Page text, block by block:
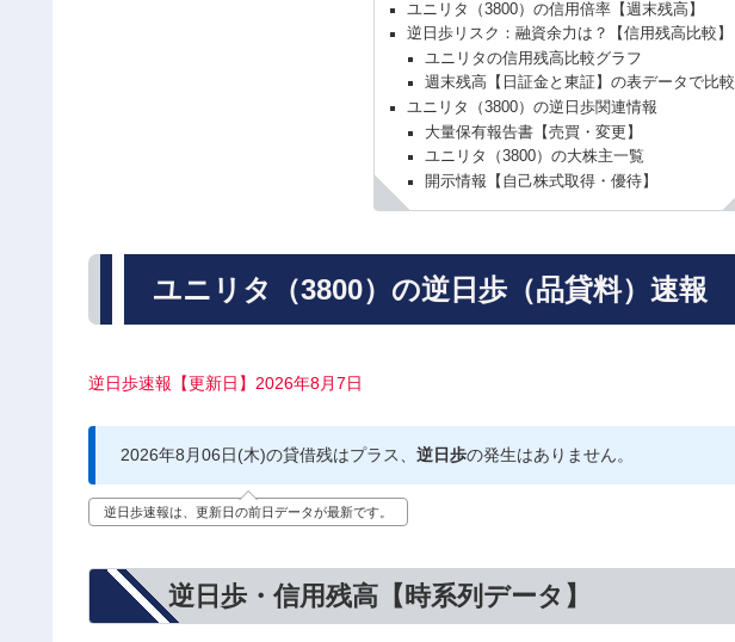
ユニリタ（3800）の信用倍率【週末残高】
逆日歩リスク：融資余力は？【信用残高比較】
ユニリタの信用残高比較グラフ
週末残高【日証金と東証】の表データで比較
ユニリタ（3800）の逆日歩関連情報
大量保有報告書【売買・変更】
ユニリタ（3800）の大株主一覧
開示情報【自己株式取得・優待】
ユニリタ（3800）の逆日歩（品貸料）速報
逆日歩速報【更新日】2026年8月7日
2026年8月06日(木)の貸借残はプラス、 逆日歩の発生はありません。
逆日歩速報は、更新日の前日データが最新です。
逆日歩・信用残高【時系列データ】